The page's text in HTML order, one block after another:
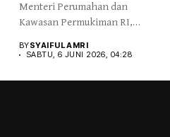
Menteri Perumahan dan
Kawasan Permukiman RI,
BYSYAIFUL AMRI
SABTU, 6 JUNI 2026, 04:28